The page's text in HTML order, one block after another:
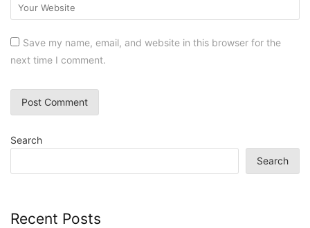
Save my name, email, and website in this browser for the
next time I comment.
Search
Search
Recent Posts